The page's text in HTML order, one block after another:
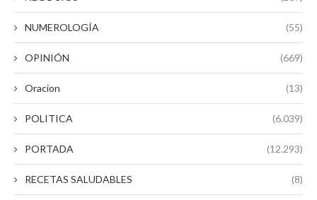
NUMEROLOGÍA (55)
OPINIÓN (669)
Oracion (13)
POLITICA (6.039)
PORTADA (12.293)
RECETAS SALUDABLES (8)